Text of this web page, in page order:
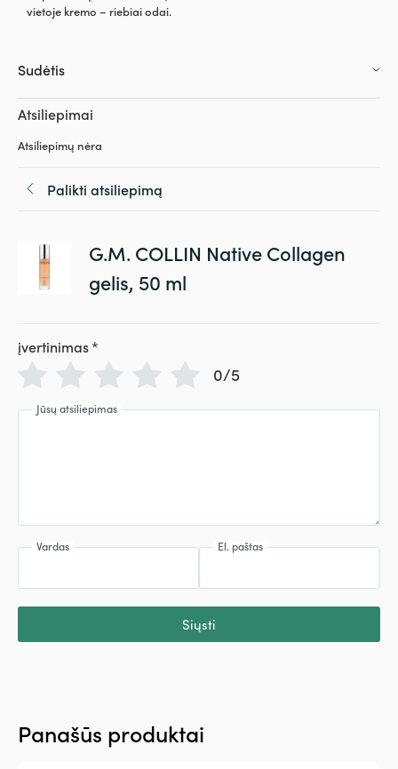
vietoje kremo – riebiai odai.
Sudėtis
Atsiliepimai
Atsiliepimų nėra
Palikti atsiliepimą
G.M. COLLIN Native Collagen
gelis, 50 ml
įvertinimas*
0/5
Jūsų atsiliepimas
Vardas El. paštas
Siųsti
Panašūs produktai